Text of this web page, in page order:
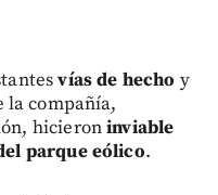
vías de hecho y
la compañía,
hicieroninviable
parque eólico.